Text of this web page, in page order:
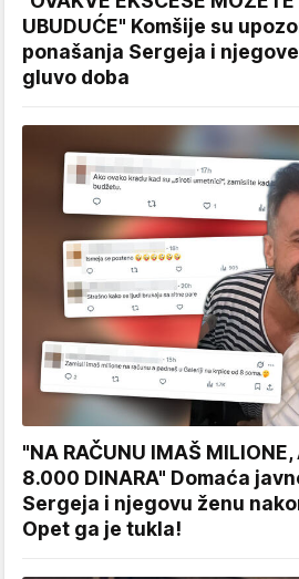
UBUDUĆE" Komšije su
ponašanja Sergeja i
gluvo doba
"NA RAČUNU IMAŠ
8.000 DINARA" Domaća
Sergeja i njegovu ženu
Opet ga je tukla!